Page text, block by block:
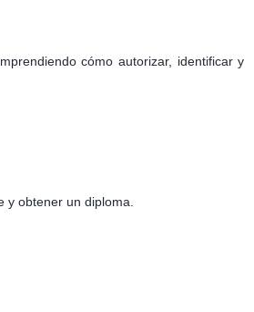
cómo autorizar, identificar y
y obtener un diploma.